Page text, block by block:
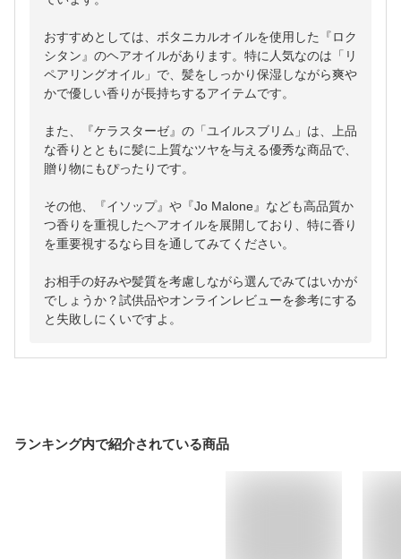
おすすめとしては、ボタニカルオイルを使用した『ロク
シタン』のヘアオイルがあります。特に人気なのは「リ
ペアリングオイル」で、髪をしっかり保湿しながら爽や
かで優しい香りが長持ちするアイテムです。
また、『ケラスターゼ』の「ユイルスブリム」は、上品
な香りとともに髪に上質なツヤを与える優秀な商品で、
贈り物にもぴったりです。
その他、『イソップ』や『Jo Malone』なども高品質か
つ香りを重視したヘアオイルを展開しており、特に香り
を重要視するなら目を通してみてください。
お相手の好みや髪質を考慮しながら選んでみてはいかが
でしょうか？試供品やオンラインレビューを参考にする
と失敗しにくいですよ。
ランキング内で紹介されている商品